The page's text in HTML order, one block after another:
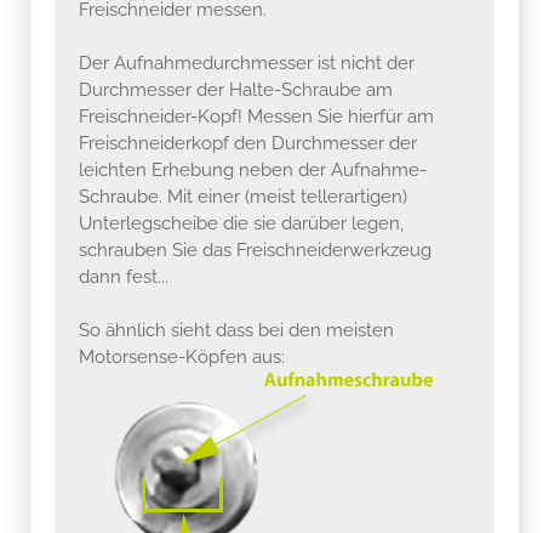
Freischneider messen.
Der Aufnahmedurchmesser ist nicht der
Durchmesser der Halte-Schraube am
Freischneider-Kopf! Messen Sie hierfür am
Freischneiderkopf den Durchmesser der
leichten Erhebung neben der Aufnahme-
Schraube. Mit einer (meist tellerartigen)
Unterlegscheibe die sie darüber legen,
schrauben Sie das Freischneiderwerkzeug
dann fest...
So ähnlich sieht dass bei den meisten
Motorsense-Köpfen aus: